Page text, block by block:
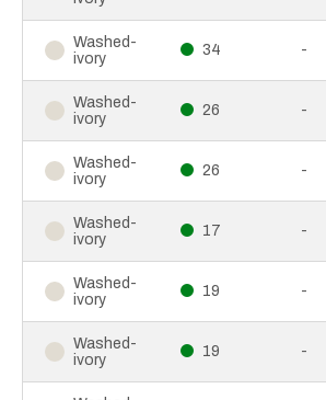
Washed-
ivory
34 -
Washed-
ivory
26 -
Washed-
ivory
26 -
Washed-
ivory
17 -
Washed-
ivory
19 -
Washed-
ivory
19 -